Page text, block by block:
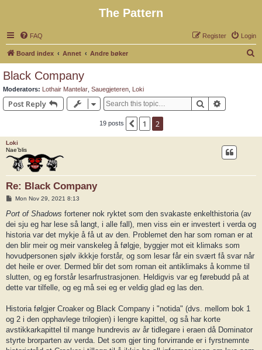
The Pattern
FAQ Login
Register
Board index Annet Andre bøker
Black Company
Moderators: Lothair Mantelar Sauegjeteren Loki
Post Reply Search
19 posts Previous
1 2
Loki
Nae’blis
Re: Black Company
P
s
Mon Nov 29, 2021 8:13
Port of Shadows fortener nok ryktet som den svakaste enkelthistoria (av
dei sju eg har lese så langt, i alle fall), men viss ein er investert i verda og
historia var det mykje å få ut av den. Problemet den har som roman er at
den blir meir og meir vanskeleg å følgje, byggjer mot eit klimaks som
hovudpersonen sjølv ikkkje forstår, og som lesar får ein svært få svar når
det heile er over. Dermed blir det som roman eit antiklimaks å komme til
slutten, og eg forstår lesarfrustrasjonen. Heldigvis var eg førebudd på at
dette var tilfelle, og eg må sei eg er veldig glad eg las den.
Historia følgjer Croaker og Black Company i "notida" (dvs. mellom bok 1
og 2 i den opphavlege trilogien) i lengre kapittel, og så har korte
avstikkarkapittel til mange hundrevis av år tidlegare i eraen då Dominator
styrte brorparten av verda. Det som gjer ting forvirrande er i fyrstnemnte